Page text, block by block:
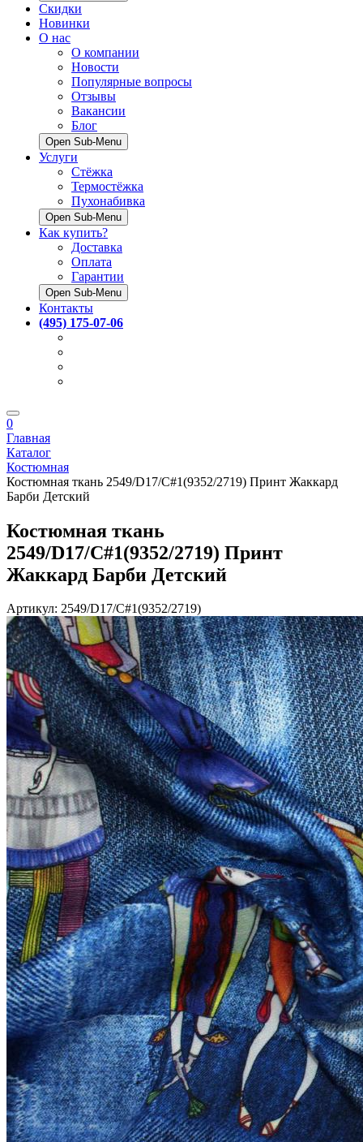
Скидки
Новинки
О нас
О компании
Новости
Популярные вопросы
Отзывы
Вакансии
Блог
Open Sub-Menu
Услуги
Стёжка
Термостёжка
Пухонабивка
Open Sub-Menu
Как купить?
Доставка
Оплата
Гарантии
Open Sub-Menu
Контакты
(495) 175-07-06
0
Главная
Каталог
Костюмная
Костюмная ткань 2549/D17/C#1(9352/2719) Принт Жаккард
Барби Детский
Костюмная ткань
2549/D17/C#1(9352/2719) Принт
Жаккард Барби Детский
Артикул: 2549/D17/C#1(9352/2719)